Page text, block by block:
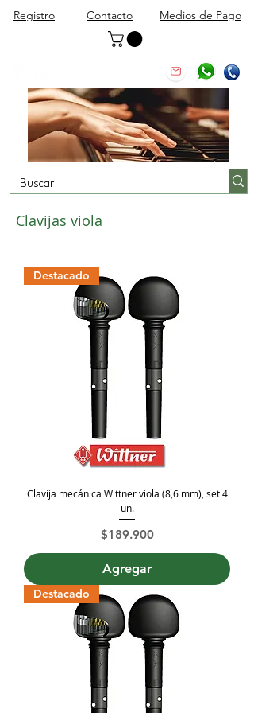
Registro Contacto Medios de Pago
Clavijas viola
Destacado
Clavija mecánica Wittner viola (8,6 mm), set 4
un.
Precio
$189.900
Agregar
Destacado